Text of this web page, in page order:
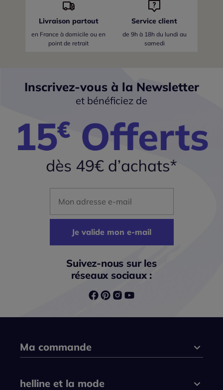
Livraison partout
en France à domicile ou en
point de retrait
Service client
de 9h à 18h du lundi au
samedi
Inscrivez-vous à la Newsletter
et bénéficiez de
Je valide mon e-mail
Suivez-nous sur les
réseaux sociaux :
Ma commande
helline et la mode